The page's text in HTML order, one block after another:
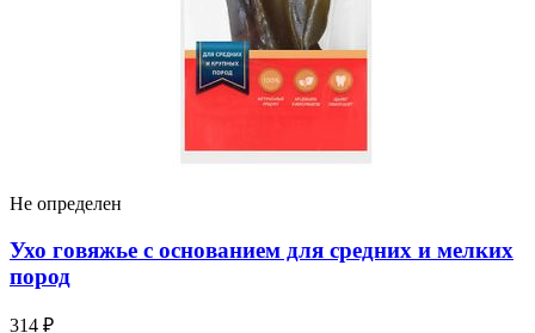
Не определен
Ухо говяжье с основанием для средних и мелких
пород
314 ₽